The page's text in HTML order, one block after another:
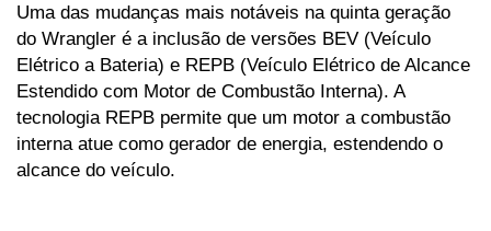
Uma das mudanças mais notáveis na quinta geração
do Wrangler é a inclusão de versões BEV (Veículo
Elétrico a Bateria) e REPB (Veículo Elétrico de Alcance
Estendido com Motor de Combustão Interna). A
tecnologia REPB permite que um motor a combustão
interna atue como gerador de energia, estendendo o
alcance do veículo.